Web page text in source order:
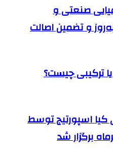
صنعتی و
و تضمین اصالت
ترکیبی چیست؟
اسپورتیج توسط
برگزار شد